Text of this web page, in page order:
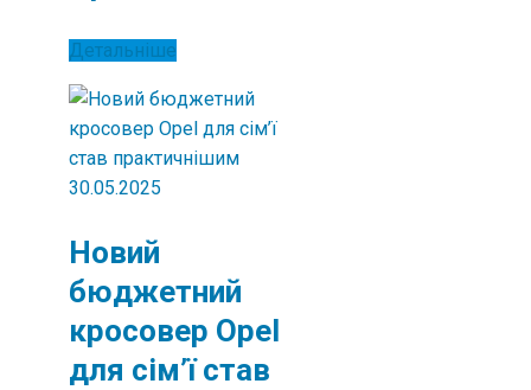
Детальніше
30.05.2025
Новий
бюджетний
кросовер Opel
для сім’ї став